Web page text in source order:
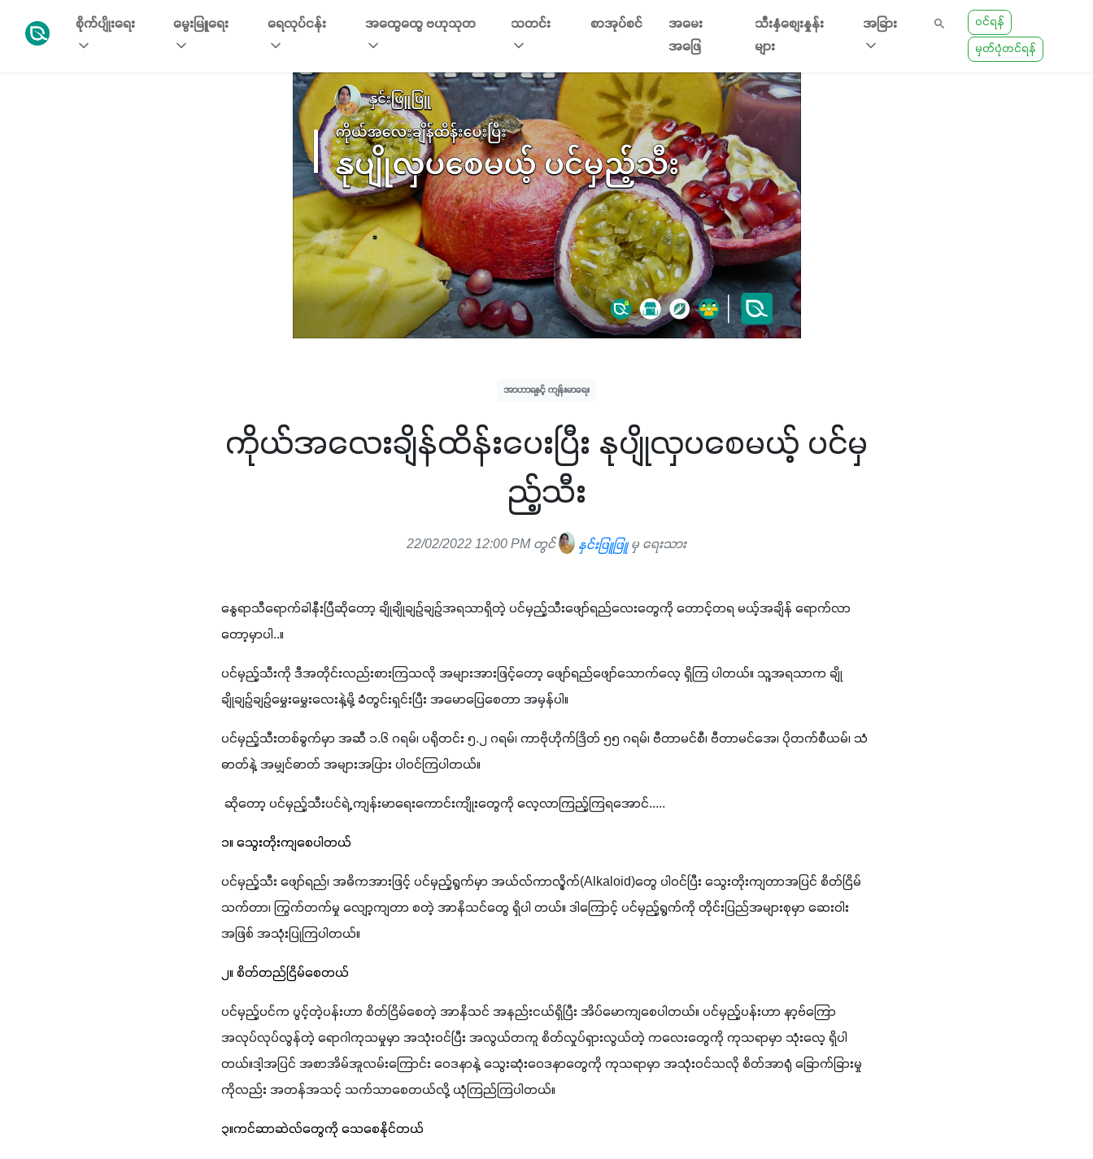
စိုက်ပျိုးရေး မွေးမြူရေး ရေလုပ်ငန်း အထွေထွေ ဗဟုသုတ သတင်း စာအုပ်စင်
အမေး
အဖြေ
သီးနှံစျေးနှုန်း
များ
အခြား
ဝင်ရန်
မှတ်ပုံတင်ရန်
အာဟာရနှင့် ကျန်းမာရေး
ကိုယ်အလေးချိန်ထိန်းပေးပြီး နုပျိုလှပစေမယ့် ပင်မှ
ည့်သီး
22/02/2022 12:00 PM တွင် နှင်းဖြူဖြူမှ ရေးသား
နွေရာသီရောက်ခါနီးပြီဆိုတော့ ချိုချိုချဉ်ချဉ်အရသာရှိတဲ့ ပင်မှည့်သီးဖျော်ရည်လေးတွေကို တောင့်တရ မယ့်အချိန် ရောက်လာ
တော့မှာပါ..။
ပင်မှည့်သီးကို ဒီအတိုင်းလည်းစားကြသလို အများအားဖြင့်တော့ ဖျော်ရည်ဖျော်သောက်လေ့ ရှိကြ ပါတယ်။ သူ့အရသာက ချို
ချိုချဉ်ချဉ်မွှေးမွှေးလေးနဲ့မို့ ခံတွင်းရှင်းပြီး အမောပြေစေတာ အမှန်ပါ။
ပင်မှည့်သီးတစ်ခွက်မှာ အဆီ ၁.၆ ဂရမ်၊ ပရိုတင်း ၅.၂ ဂရမ်၊ ကာဗိုဟိုက်ဒြိတ် ၅၅ ဂရမ်၊ ဗီတာမင်စီ၊ ဗီတာမင်အေ၊ ပိုတက်စီယမ်၊ သံ
ဓာတ်နဲ့ အမျှင်ဓာတ် အများအပြား ပါဝင်ကြပါတယ်။
ဆိုတော့ ပင်မှည့်သီးပင်ရဲ့ ကျန်းမာရေးကောင်းကျိုးတွေကို လေ့လာကြည့်ကြရအောင်.....
၁။ သွေးတိုးကျစေပါတယ်
ပင်မှည့်သီး ဖျော်ရည်၊ အဓိကအားဖြင့် ပင်မှည့်ရွက်မှာ အယ်လ်ကာလွိုက်(Alkaloid)တွေ ပါဝင်ပြီး သွေးတိုးကျတာအပြင် စိတ်ငြိမ်
သက်တာ၊ ကြွက်တက်မှု လျော့ကျတာ စတဲ့ အာနိသင်တွေ ရှိပါ တယ်။ ဒါကြောင့် ပင်မှည့်ရွက်ကို တိုင်းပြည်အများစုမှာ ဆေးဝါး
အဖြစ် အသုံးပြုကြပါတယ်။
၂။ စိတ်တည်ငြိမ်စေတယ်
ပင်မှည့်ပင်က ပွင့်တဲ့ပန်းဟာ စိတ်ငြိမ်စေတဲ့ အာနိသင် အနည်းငယ်ရှိပြီး အိပ်မောကျစေပါတယ်။ ပင်မှည့်ပန်းဟာ နာ့ဗ်ကြော
အလုပ်လုပ်လွန်တဲ့ ရောဂါကုသမှုမှာ အသုံးဝင်ပြီး အလွယ်တကူ စိတ်လှုပ်ရှားလွယ်တဲ့ ကလေးတွေကို ကုသရာမှာ သုံးလေ့ ရှိပါ
တယ်။ဒါ့အပြင် အစာအိမ်အူလမ်းကြောင်း ဝေဒနာနဲ့ သွေးဆုံးဝေဒနာတွေကို ကုသရာမှာ အသုံးဝင်သလို စိတ်အာရုံ ခြောက်ခြားမှု
ကိုလည်း အတန်အသင့် သက်သာစေတယ်လို့ ယုံကြည်ကြပါတယ်။
၃။ကင်ဆာဆဲလ်တွေကို သေစေနိုင်တယ်